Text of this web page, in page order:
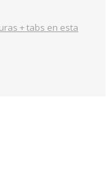
+ tabs en esta